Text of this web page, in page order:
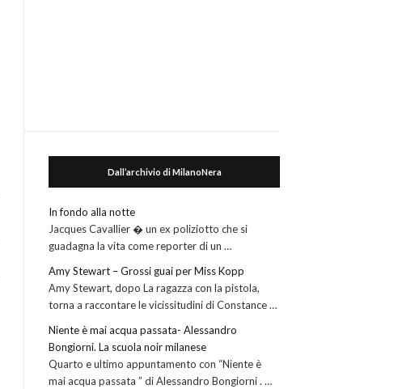
Dall’archivio di MilanoNera
In fondo alla notte
Jacques Cavallier � un ex poliziotto che si
guadagna la vita come reporter di un …
Amy Stewart – Grossi guai per Miss Kopp
Amy Stewart, dopo La ragazza con la pistola,
torna a raccontare le vicissitudini di Constance …
Niente è mai acqua passata- Alessandro
Bongiorni. La scuola noir milanese
Quarto e ultimo appuntamento con “Niente è
mai acqua passata ” di Alessandro Bongiorni . …